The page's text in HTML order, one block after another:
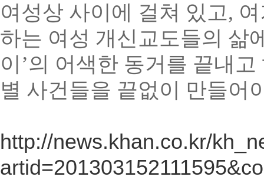
여성상 사이에 걸쳐 있고,
하는 여성 개신교도들의 삶
이’의 어색한 동거를 끝내
별 사건들을 끝없이 만들어
http://news.khan.co.kr/